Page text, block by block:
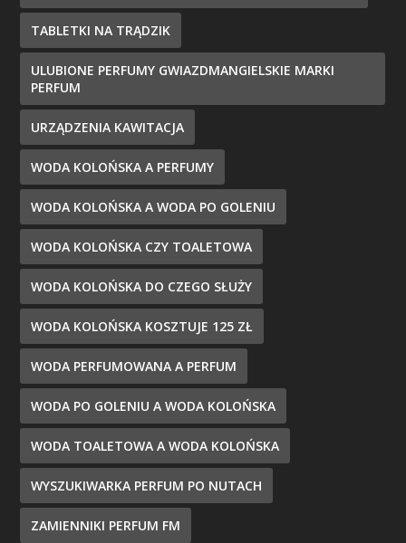
TABLETKI NA TRĄDZIK
ULUBIONE PERFUMY GWIAZDMANGIELSKIE MARKI
PERFUM
URZĄDZENIA KAWITACJA
WODA KOLOŃSKA A PERFUMY
WODA KOLOŃSKA A WODA PO GOLENIU
WODA KOLOŃSKA CZY TOALETOWA
WODA KOLOŃSKA DO CZEGO SŁUŻY
WODA KOLOŃSKA KOSZTUJE 125 ZŁ
WODA PERFUMOWANA A PERFUM
WODA PO GOLENIU A WODA KOLOŃSKA
WODA TOALETOWA A WODA KOLOŃSKA
WYSZUKIWARKA PERFUM PO NUTACH
ZAMIENNIKI PERFUM FM